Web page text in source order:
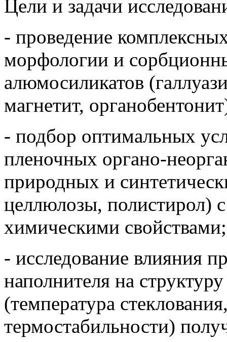
Цели и задачи
- проведение
морфологии и
алюмосиликатов
магнетит,
- подбор оптимальных
пленочных органо-
природных и
целлюлозы, полистирол)
химическими свойствами;
- исследование влияния
наполнителя на
(температура
термостабильности)